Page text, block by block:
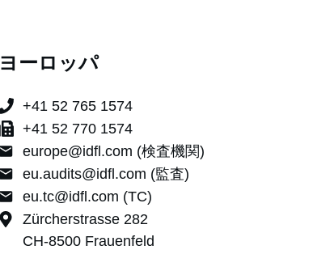
ヨーロッパ
+41 52 765 1574
+41 52 770 1574
europe@idfl.com (検査機関)
eu.audits@idfl.com (監査)
eu.tc@idfl.com (TC)
Zürcherstrasse 282
CH-8500 Frauenfeld